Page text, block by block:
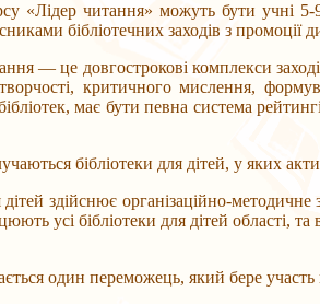
можуть бути учні 5-9
бібліотечних заходів з промоції
довгострокові комплекси заходів
критичного мислення,
має бути певна система
бібліотеки для дітей, у яких
організаційно-методичне
усі бібліотеки для дітей області,
один переможець, який бере участь в